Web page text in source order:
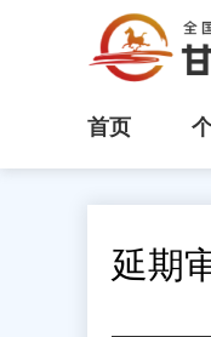
首页
延期